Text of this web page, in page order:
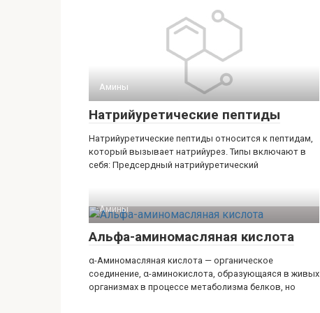
Амины‎
Натрийуретические пептиды
Натрийуретические пептиды относится к пептидам,
который вызывает натрийурез. Типы включают в
себя: Предсердный натрийуретический
Амины‎
Альфа-аминомасляная кислота
α-Аминомасляная кислота — органическое
соединение, α-аминокислота, образующаяся в живых
организмах в процессе метаболизма белков, но